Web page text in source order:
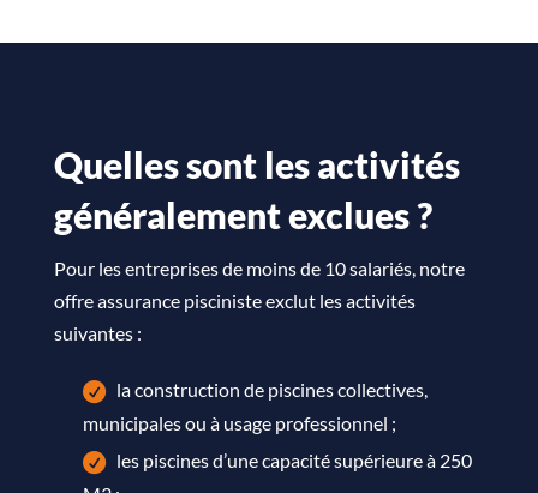
Quelles sont les activités
généralement exclues ?
Pour les entreprises de moins de 10 salariés, notre
offre assurance pisciniste exclut les activités
suivantes :
la construction de piscines collectives,
municipales ou à usage professionnel ;
les piscines d’une capacité supérieure à 250